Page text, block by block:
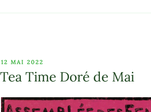
PUBLIÉ
12 MAI 2022
Tea Time Doré de Mai